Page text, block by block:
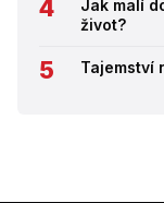
Jak malí
život?
Tajemství